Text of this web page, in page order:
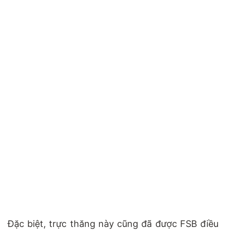
Đặc biệt, trực thăng này cũng đã được FSB điều